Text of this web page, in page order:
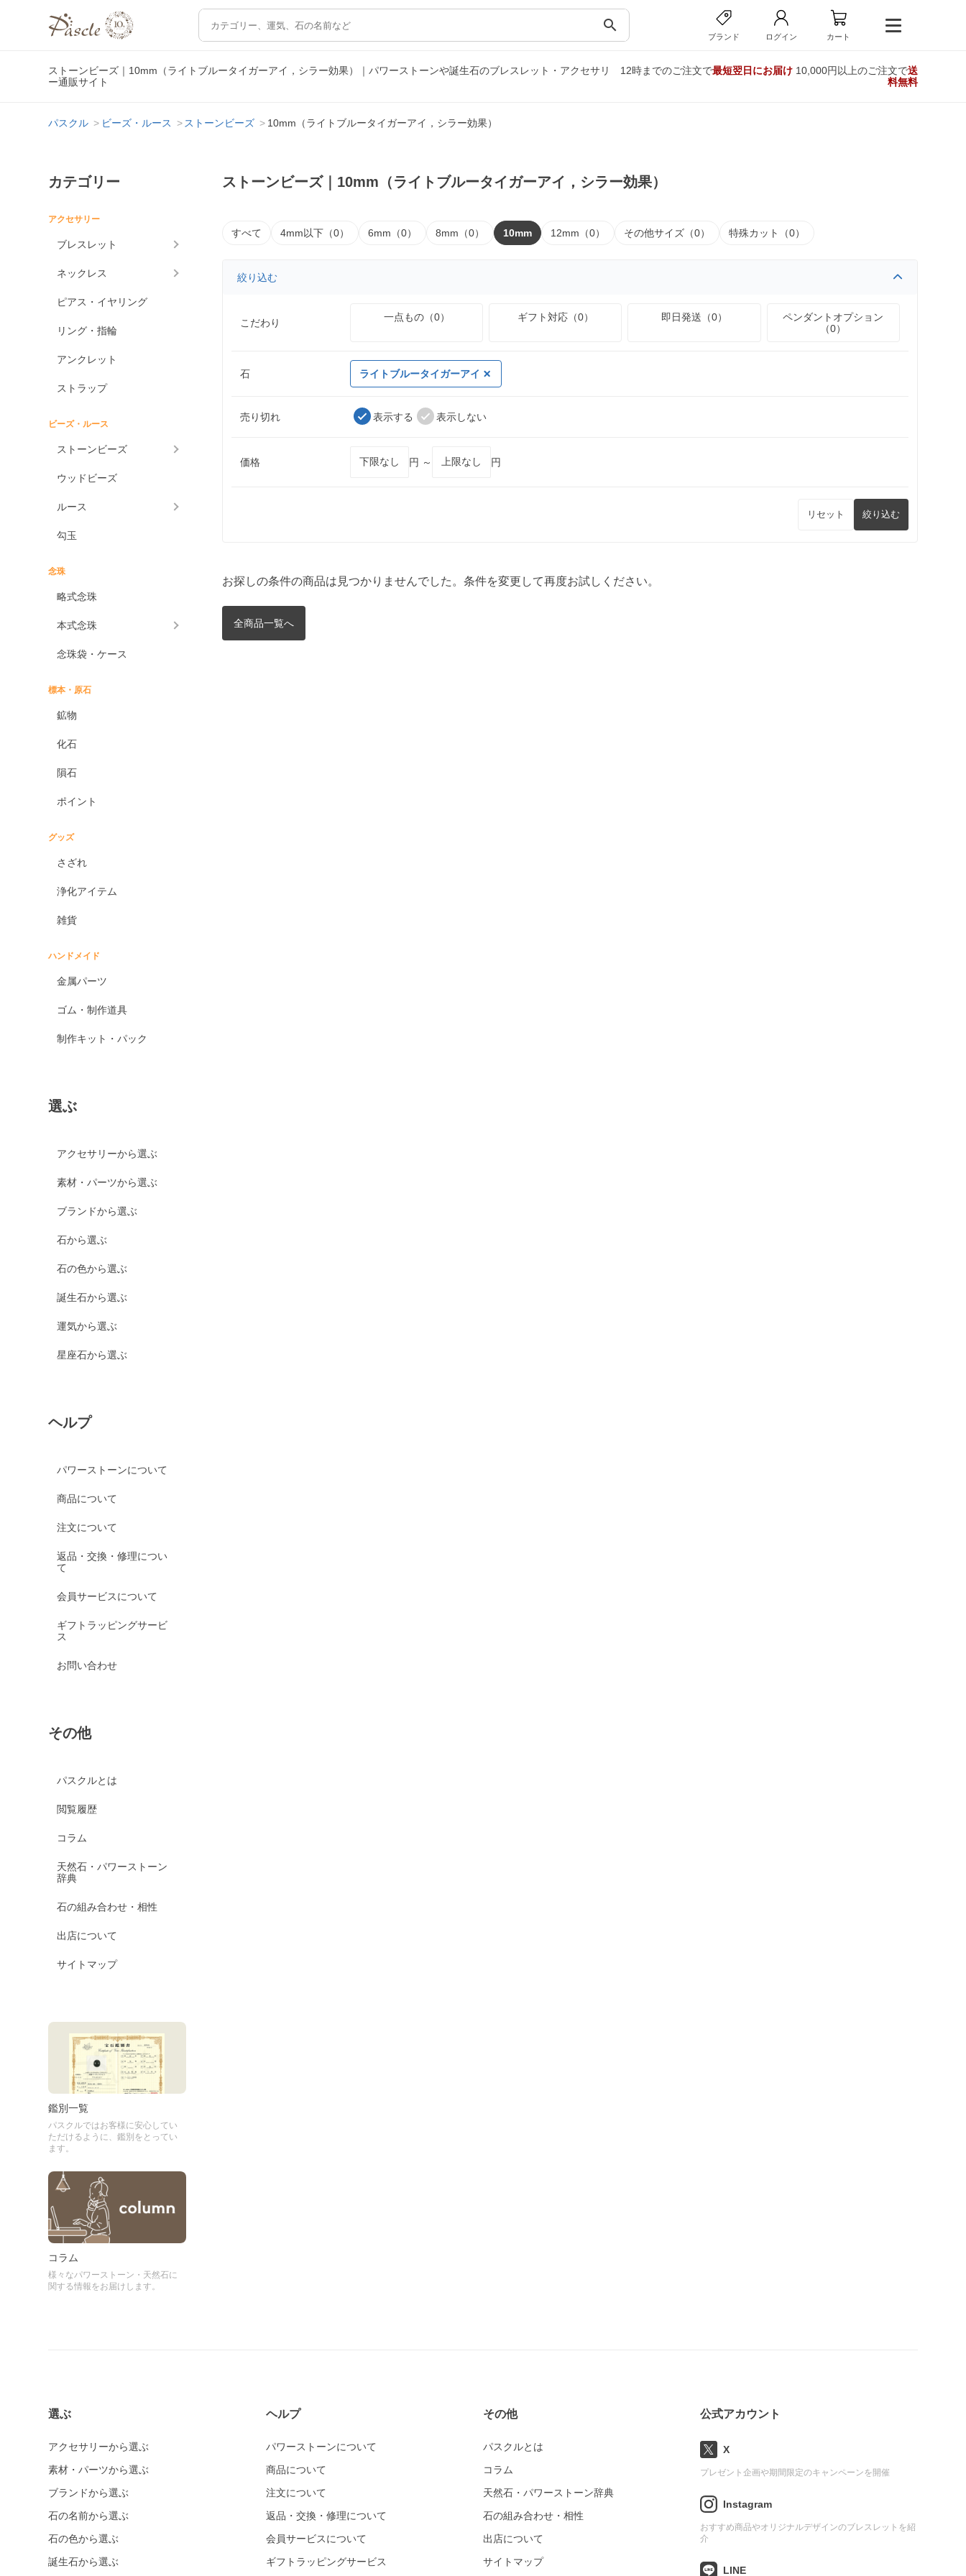
search
ブランド ログイン カート
ストーンビーズ｜10mm（ライトブルータイガーアイ，シラー効果）｜パワーストーンや誕生石のブレスレット・アクセサリ
ー通販サイト
12時までのご注文で最短翌日にお届け10,000円以上のご注文で送
料無料
パスクル ビーズ・ルース ストーンビーズ 10mm（ライトブルータイガーアイ，シラー効果）
カテゴリー
アクセサリー
ブレスレット
ネックレス
ピアス・イヤリング
リング・指輪
アンクレット
ストラップ
ビーズ・ルース
ストーンビーズ
ウッドビーズ
ルース
勾玉
念珠
略式念珠
本式念珠
念珠袋・ケース
標本・原石
鉱物
化石
隕石
ポイント
グッズ
さざれ
浄化アイテム
雑貨
ハンドメイド
金属パーツ
ゴム・制作道具
制作キット・パック
選ぶ
アクセサリーから選ぶ
素材・パーツから選ぶ
ブランドから選ぶ
石から選ぶ
石の色から選ぶ
誕生石から選ぶ
運気から選ぶ
星座石から選ぶ
ヘルプ
パワーストーンについて
商品について
注文について
返品・交換・修理につい
て
会員サービスについて
ギフトラッピングサービ
ス
お問い合わせ
その他
パスクルとは
閲覧履歴
コラム
天然石・パワーストーン
辞典
石の組み合わせ・相性
出店について
サイトマップ
鑑別一覧
パスクルではお客様に安心してい
ただけるように、鑑別をとってい
ます。
コラム
様々なパワーストーン・天然石に
関する情報をお届けします。
ストーンビーズ｜10mm（ライトブルータイガーアイ，シラー効果）
すべて 4mm以下（0） 6mm（0） 8mm（0） 10mm 12mm（0） その他サイズ（0） 特殊カット（0）
絞り込む
こだわり 一点もの（0） ギフト対応（0） 即日発送（0）
ペンダントオプション
（0）
石 ライトブルータイガーアイ
売り切れ 表示する 表示しない
価格 円 ～ 円
リセット 絞り込む
お探しの条件の商品は見つかりませんでした。条件を変更して再度お試しください。
全商品一覧へ
選ぶ
アクセサリーから選ぶ
素材・パーツから選ぶ
ブランドから選ぶ
石の名前から選ぶ
石の色から選ぶ
誕生石から選ぶ
ヘルプ
パワーストーンについて
商品について
注文について
返品・交換・修理について
会員サービスについて
ギフトラッピングサービス
その他
パスクルとは
コラム
天然石・パワーストーン辞典
石の組み合わせ・相性
出店について
サイトマップ
公式アカウント
X
プレゼント企画や期間限定のキャンペーンを開催
Instagram
おすすめ商品やオリジナルデザインのブレスレットを紹
介
LINE